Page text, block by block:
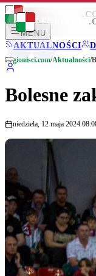
LEGIONISCI
MENU
AKTUALNOŚCI
LEGIONISCI
Legionisci.com/Aktualności/
Bolesne
niedziela, 12 maja 2024